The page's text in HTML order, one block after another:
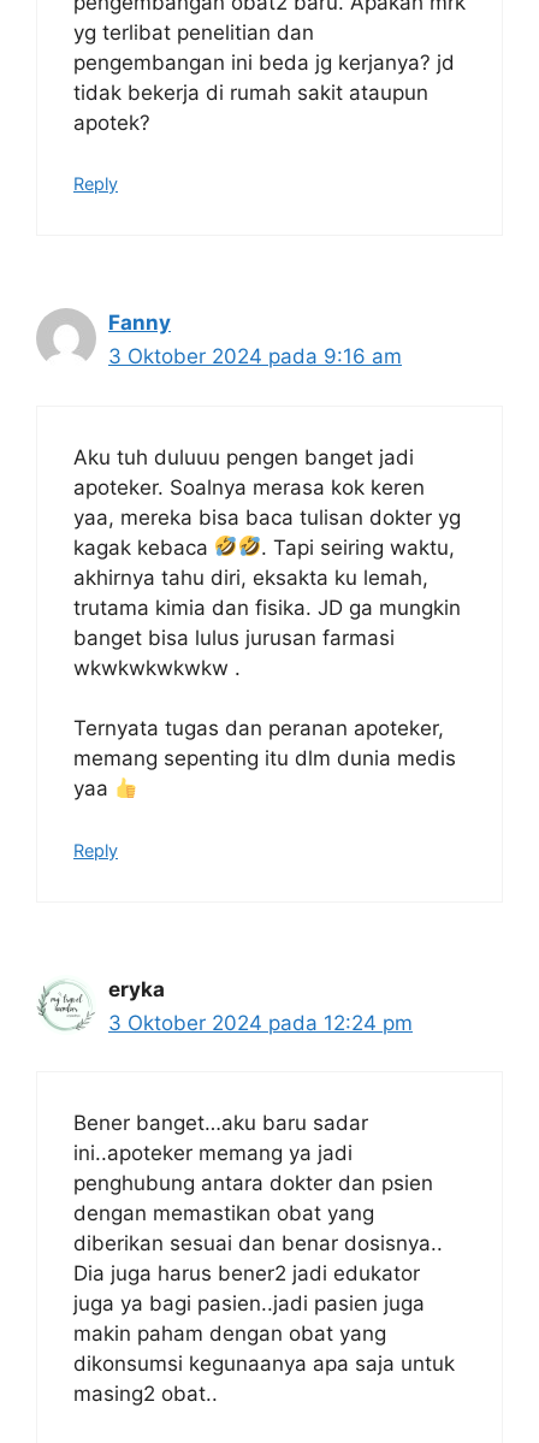
yg terlibat penelitian dan
pengembangan ini beda jg kerjanya? jd
tidak bekerja di rumah sakit ataupun
apotek?
Reply
Fanny
3 Oktober 2024 pada 9:16 am
Aku tuh duluuu pengen banget jadi
apoteker. Soalnya merasa kok keren
yaa, mereka bisa baca tulisan dokter yg
kagak kebaca
. Tapi seiring waktu,
akhirnya tahu diri, eksakta ku lemah,
trutama kimia dan fisika. JD ga mungkin
banget bisa lulus jurusan farmasi
wkwkwkwkwkw .
Ternyata tugas dan peranan apoteker,
memang sepenting itu dlm dunia medis
yaa
Reply
eryka
3 Oktober 2024 pada 12:24 pm
Bener banget…aku baru sadar
ini..apoteker memang ya jadi
penghubung antara dokter dan psien
dengan memastikan obat yang
diberikan sesuai dan benar dosisnya..
Dia juga harus bener2 jadi edukator
juga ya bagi pasien..jadi pasien juga
makin paham dengan obat yang
dikonsumsi kegunaanya apa saja untuk
masing2 obat..